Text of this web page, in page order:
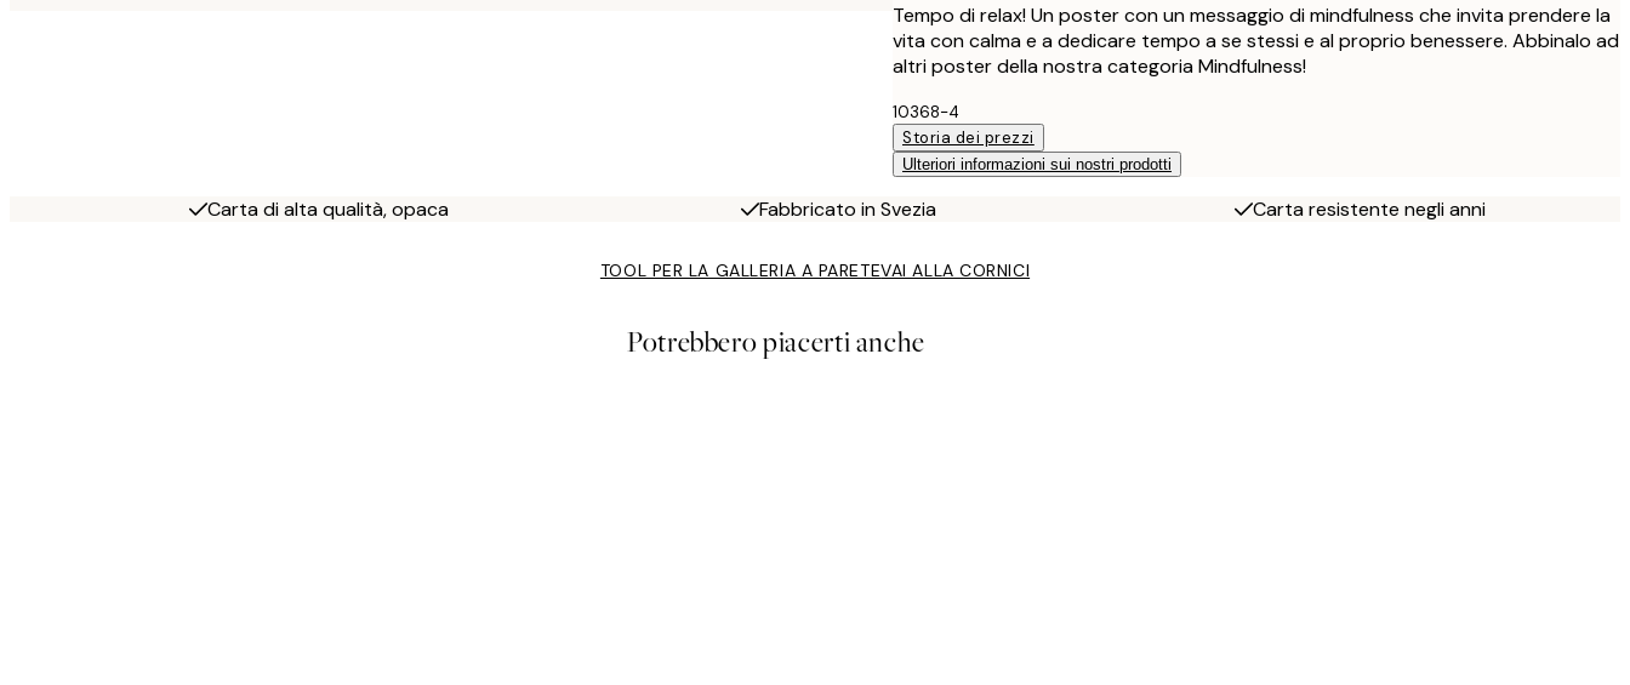
Tempo di relax! Un poster con un messaggio di mindfulness che invita prendere la
vita con calma e a dedicare tempo a se stessi e al proprio benessere. Abbinalo ad
altri poster della nostra categoria Mindfulness!
10368-4
Storia dei prezzi
Ulteriori informazioni sui nostri prodotti
Carta di alta qualità, opaca Fabbricato in Svezia Carta resistente negli anni
TOOL PER LA GALLERIA A PARETEVAI ALLA CORNICI
Potrebbero piacerti anche